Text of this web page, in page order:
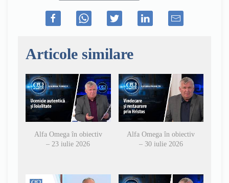
Articole similare
Alfa Omega în obiectiv
– 23 iulie 2026
Alfa Omega în obiectiv
– 30 iulie 2026